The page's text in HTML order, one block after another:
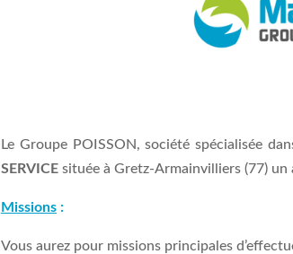
Le Groupe POISSON, société spécialisée
SERVICEsituée à Gretz-Armainvilliers (77) un
Missions :
Vous aurez pour missions principales